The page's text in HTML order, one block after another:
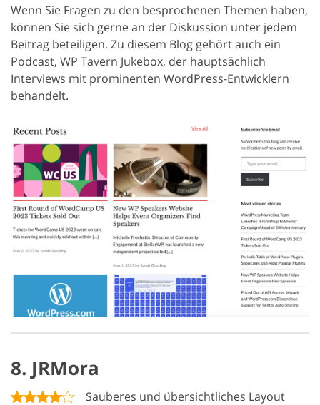
Wenn Sie Fragen zu den besprochenen Themen haben,
können Sie sich gerne an der Diskussion unter jedem
Beitrag beteiligen. Zu diesem Blog gehört auch ein
Podcast, WP Tavern Jukebox, der hauptsächlich
Interviews mit prominenten WordPress-Entwicklern
behandelt.
8. JRMora
Sauberes und übersichtliches Layout